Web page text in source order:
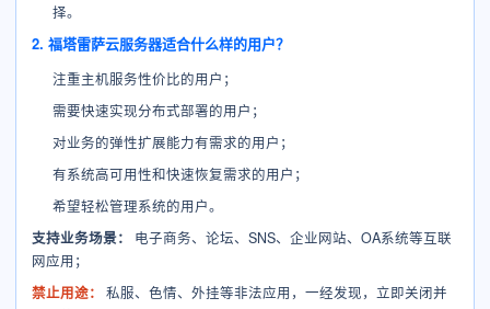
择。
2. 福塔雷萨云服务器适合什么样的用户？
注重主机服务性价比的用户；
需要快速实现分布式部署的用户；
对业务的弹性扩展能力有需求的用户；
有系统高可用性和快速恢复需求的用户；
希望轻松管理系统的用户。
支持业务场景：
电子商务、论坛、SNS、企业网站、OA系统等互联
网应用；
禁止用途：
私服、色情、外挂等非法应用，一经发现，立即关闭并